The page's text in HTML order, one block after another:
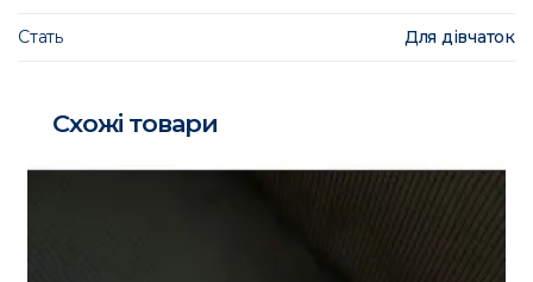
Стать Для дівчаток
Схожі товари